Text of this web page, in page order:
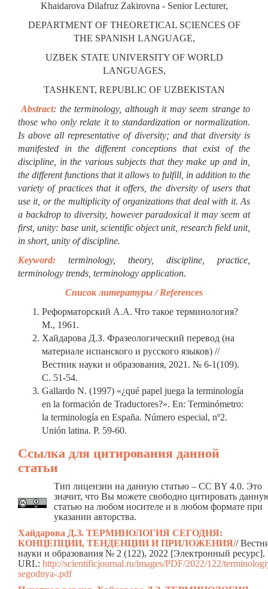
Khaidarova Dilafruz Zakirovna - Senior Lecturer,
DEPARTMENT OF THEORETICAL SCIENCES OF
THE SPANISH LANGUAGE,
UZBEK STATE UNIVERSITY OF WORLD
LANGUAGES,
TASHKENT, REPUBLIC OF UZBEKISTAN
Abstract: the terminology, although it may seem strange to
those who only relate it to standardization or normalization.
Is above all representative of diversity; and that diversity is
manifested in the different conceptions that exist of the
discipline, in the various subjects that they make up and in,
the different functions that it allows to fulfill, in addition to the
variety of practices that it offers, the diversity of users that
use it, or the multiplicity of organizations that deal with it. As
a backdrop to diversity, however paradoxical it may seem at
first, unity: base unit, scientific object unit, research field unit,
in short, unity of discipline.
Keyword: terminology, theory, discipline, practice,
terminology trends, terminology application.
Список литературы / References
Реформаторский А.А. Что такое терминология?
М., 1961.
Хайдарова Д.З. Фразеологический перевод (на
материале испанского и русского языков) //
Вестник науки и образования, 2021. № 6-1(109).
С. 51-54.
Gallardo N. (1997) «¿qué papel juega la terminología
en la formación de Traductores?». En: Terminómetro:
la terminología en España. Número especial, nº2.
Unión latina. Р. 59-60.
Ссылка для цитирования данной
статьи
Тип лицензии на данную статью – CC BY 4.0. Это
значит, что Вы можете свободно цитировать
статью на любом носителе и в любом формате при
указании авторства.
Хайдарова Д.З. ТЕРМИНОЛОГИЯ СЕГОДНЯ:
КОНЦЕПЦИИ, ТЕНДЕНЦИИ И ПРИЛОЖЕНИЯ//
науки и образования № 2 (122), 2022 [Электронный ресурс].
URL: http://scientificjournal.ru/images/PDF/2022/122/
segodnya-.pdf